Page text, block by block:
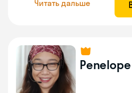
Читать дальше
Penelope